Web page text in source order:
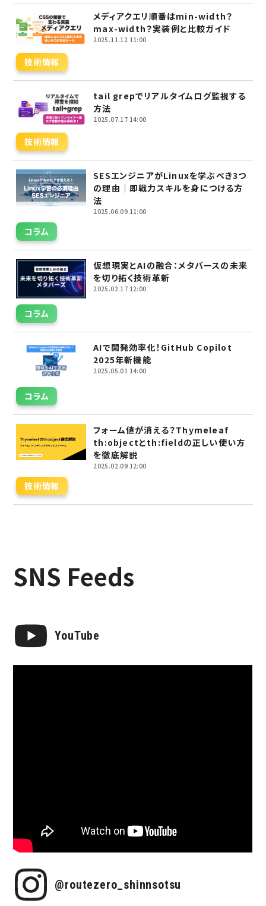
メディアクエリ順番はmin-width？
max-width？実装例と比較ガイド
2025.11.12 11:00
技術情報
tail grepでリアルタイムログ監視する
方法
2025.07.17 14:00
技術情報
SESエンジニアがLinuxを学ぶべき3つ
の理由｜即戦力スキルを身につける方
法
2025.06.09 11:00
コラム
仮想現実とAIの融合：メタバースの未来
を切り拓く技術革新
2025.02.17 12:00
コラム
AIで開発効率化！GitHub Copilot
2025年新機能
2025.05.01 14:00
コラム
フォーム値が消える？Thymeleaf
th:objectとth:fieldの正しい使い方
を徹底解説
2025.02.09 12:00
技術情報
SNS Feeds
YouTube
@routezero_shinnsotsu